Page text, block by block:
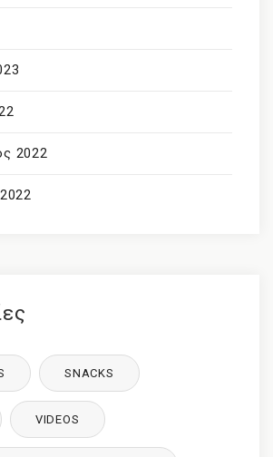
2022
SNACKS
VIDEOS